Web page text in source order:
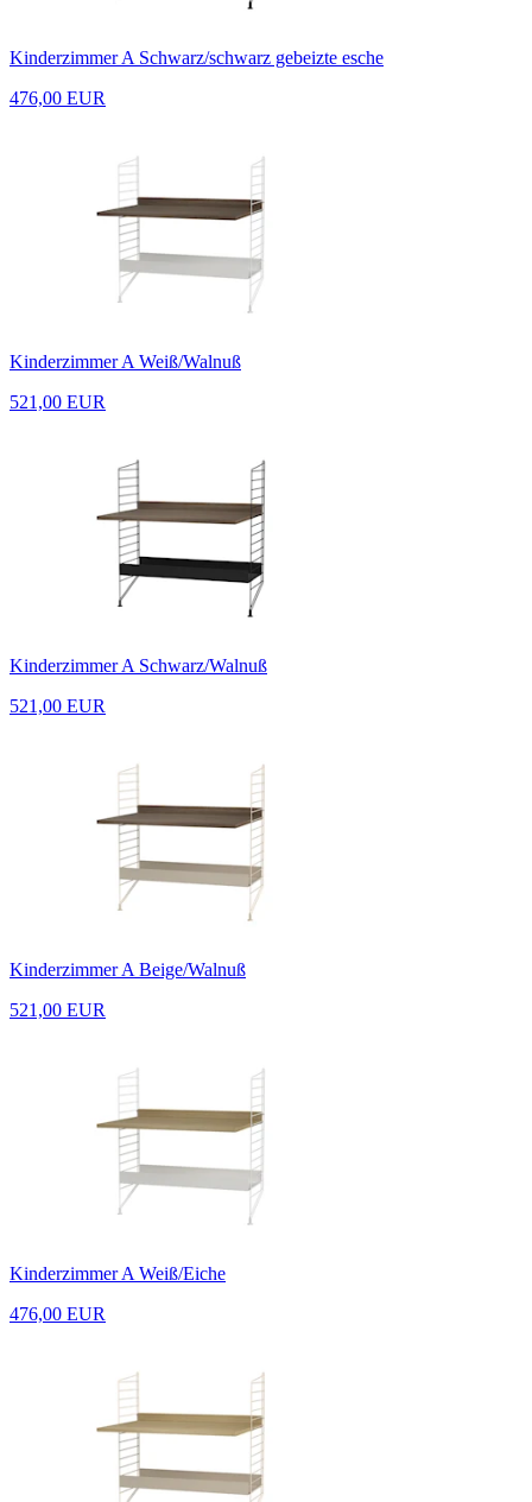
Kinderzimmer A Schwarz/schwarz gebeizte esche
476,00 EUR
Kinderzimmer A Weiß/Walnuß
521,00 EUR
Kinderzimmer A Schwarz/Walnuß
521,00 EUR
Kinderzimmer A Beige/Walnuß
521,00 EUR
Kinderzimmer A Weiß/Eiche
476,00 EUR